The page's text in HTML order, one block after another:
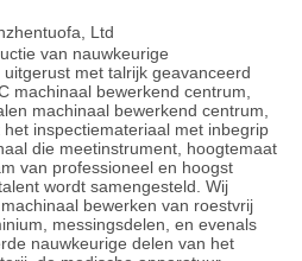
Ltd
van nauwkeurige
met talrijk geavanceerd
machinaal bewerkend centrum,
machinaal bewerkend centrum,
inspectiemateriaal met inbegrip
die meetinstrument, hoogtemaat
van professioneel en hoogst
wordt samengesteld. Wij
bewerken van roestvrij
messingsdelen, en evenals
nauwkeurige delen van het